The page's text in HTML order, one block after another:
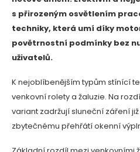
s přirozeným osvětlením
techniky, která umí díky
povětrnostní podmínky bez
uživatelů.
K nejoblíbenějším typům stínící
venkovní rolety a žaluzie. Na
variant zadržují sluneční záření
zbytečnému přehřátí okenní